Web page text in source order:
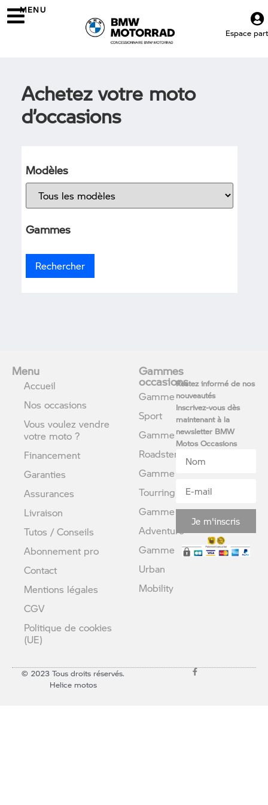
MENU
Espace
Achetez votre moto
d’occasions
Modèles
Gammes
Menu
Accueil
Nos occasions
Vous voulez vendre
votre moto ?
Financement
Garanties
Assurances
Livraison
Tutos / Conseils
Abonnement pro
Contact
Mentions légales
CGV
Politique de cookies
(UE)
Gammes
occasions
Gamme
Sport
Gamme
Roadster
Gamme
Tourring
Gamme
Adventure
Gamme
Urban
Mobility
Restez informé de nos
nouveautés
Inscrivez-vous dès
maintenant à la
newsletter BMW
Motos Occasions
Je m'inscris
© 2023 Tous droits réservés.
Helice motos